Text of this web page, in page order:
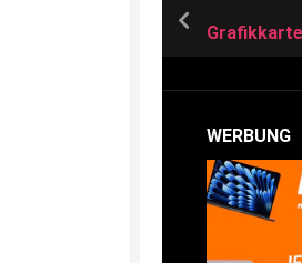
WERBUNG